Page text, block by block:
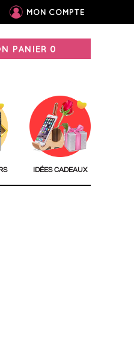
MON COMPTE
PANIER 0
IDÉES CADEAUX